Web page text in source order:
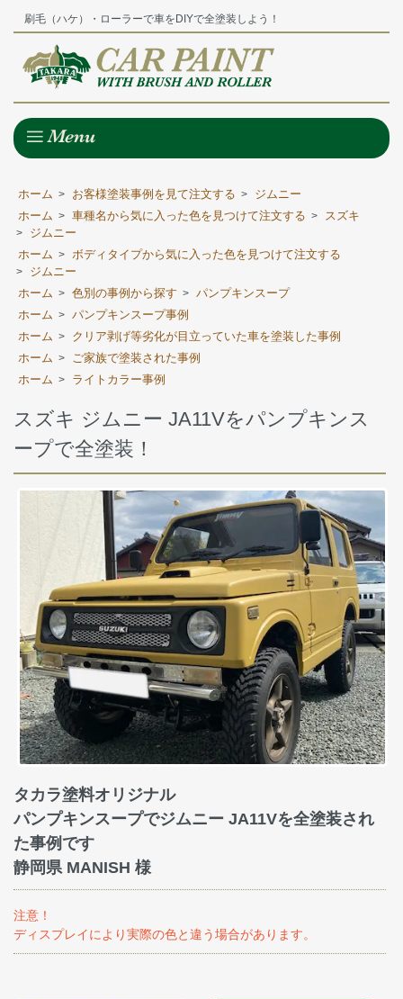
刷毛（ハケ）・ローラーで車をDIYで全塗装しよう！
ホーム > お客様塗装事例を見て注文する >
ジムニー
ホーム > 車種名から気に入った色を見つけて注文する > スズキ
>
ジムニー
ホーム > ボディタイプから気に入った色を見つけて注文する
>
ジムニー
ホーム > 色別の事例から探す > パンプキンスープ
ホーム > パンプキンスープ事例
ホーム >
クリア剥げ等劣化が目立っていた車を塗装した事例
ホーム >
ご家族で塗装された事例
ホーム > ライトカラー事例
スズキ ジムニー JA11Vをパンプキンス
ープで全塗装！
タカラ塗料オリジナル
パンプキンスープでジムニー JA11Vを全塗装され
た事例です
静岡県 MANISH 様
注意！
ディスプレイにより実際の色と違う場合があります。